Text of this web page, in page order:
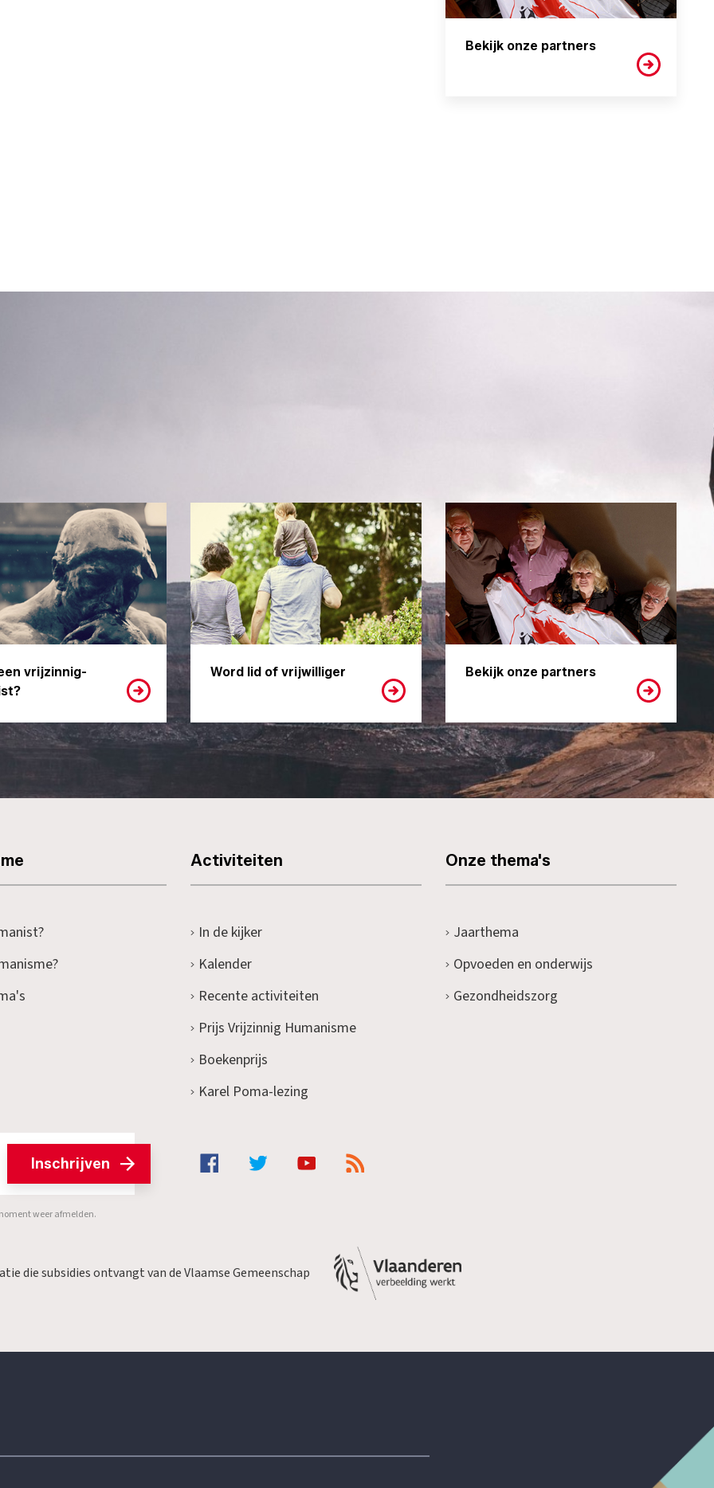
Bekijk onze partners
vrijzinnig-
Word lid of vrijwilliger Bekijk onze partners
Activiteiten
In de kijker
Kalender
Recente activiteiten
Prijs Vrijzinnig Humanisme
Boekenprijs
Karel Poma-lezing
Onze thema's
Jaarthema
Opvoeden en onderwijs
Gezondheidszorg
Inschrijven
weer afmelden.
die subsidies ontvangt van de Vlaamse Gemeenschap